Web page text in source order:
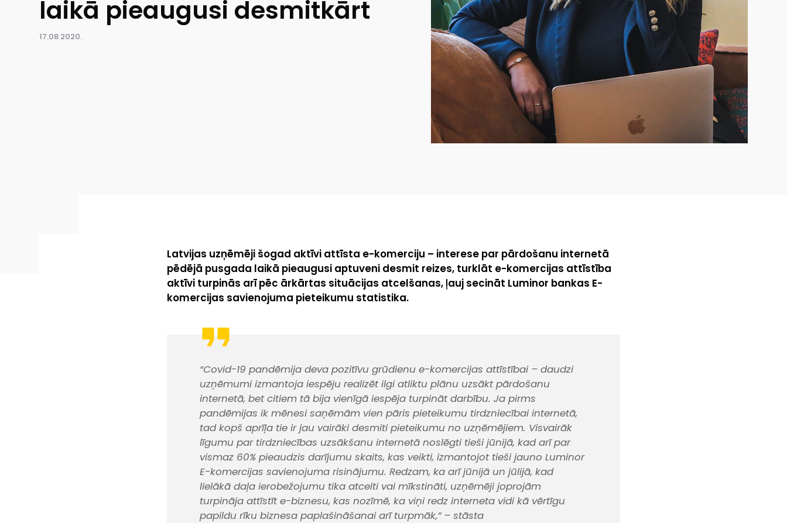
laikā pieaugusi desmitkārt
17.08.2020.
Latvijas uzņēmēji šogad aktīvi attīsta e-komerciju – interese par pārdošanu internetā
pēdējā pusgada laikā pieaugusi aptuveni desmit reizes, turklāt e-komercijas attīstība
aktīvi turpinās arī pēc ārkārtas situācijas atcelšanas, ļauj secināt Luminor bankas E-
komercijas savienojuma pieteikumu statistika.
“Covid-19 pandēmija deva pozitīvu grūdienu e-komercijas attīstībai – daudzi
uzņēmumi izmantoja iespēju realizēt ilgi atliktu plānu uzsākt pārdošanu
internetā, bet citiem tā bija vienīgā iespēja turpināt darbību. Ja pirms
pandēmijas ik mēnesi saņēmām vien pāris pieteikumu tirdzniecībai internetā,
tad kopš aprīļa tie ir jau vairāki desmiti pieteikumu no uzņēmējiem. Visvairāk
līgumu par tirdzniecības uzsākšanu internetā noslēgti tieši jūnijā, kad arī par
vismaz 60% pieaudzis darījumu skaits, kas veikti, izmantojot tieši jauno Luminor
E-komercijas savienojuma risinājumu. Redzam, ka arī jūnijā un jūlijā, kad
lielākā daļa ierobežojumu tika atcelti vai mīkstināti, uzņēmēji joprojām
turpināja attīstīt e-biznesu, kas nozīmē, ka viņi redz interneta vidi kā vērtīgu
papildu rīku biznesa paplašināšanai arī turpmāk,” – stāsta